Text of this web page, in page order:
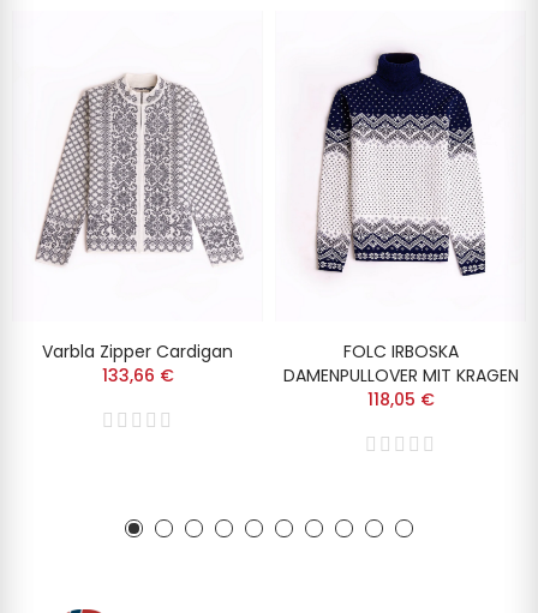
Varbla Zipper Cardigan
133,66 €
FOLC IRBOSKA
DAMENPULLOVER MIT KRAGEN
118,05 €